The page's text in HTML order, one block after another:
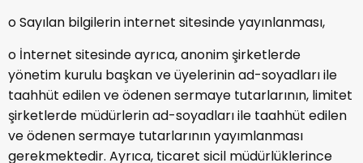
o Sayılan bilgilerin internet sitesinde yayınlanması,
o İnternet sitesinde ayrıca, anonim şirketlerde
yönetim kurulu başkan ve üyelerinin ad-soyadları ile
taahhüt edilen ve ödenen sermaye tutarlarının, limitet
şirketlerde müdürlerin ad-soyadları ile taahhüt edilen
ve ödenen sermaye tutarlarının yayımlanması
gerekmektedir. Ayrıca, ticaret sicil müdürlüklerince